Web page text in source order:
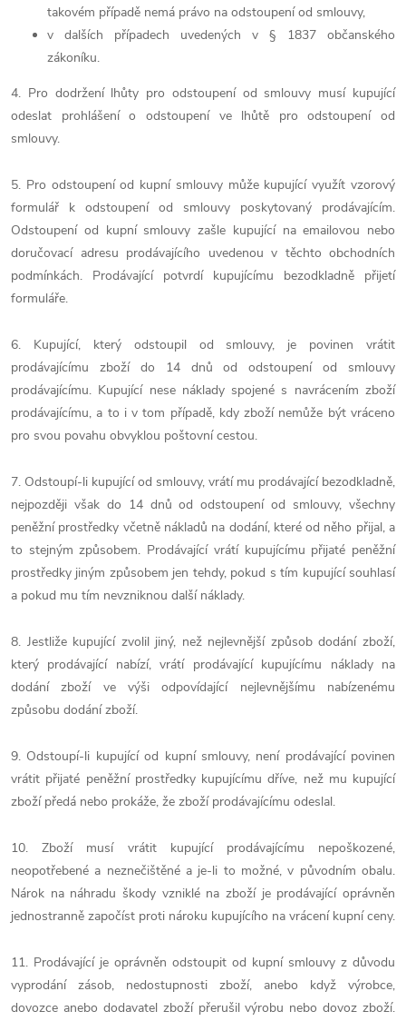
takovém případě nemá právo na odstoupení od smlouvy,
v dalších případech uvedených v § 1837 občanského
zákoníku.
4. Pro dodržení lhůty pro odstoupení od smlouvy musí kupující
odeslat prohlášení o odstoupení ve lhůtě pro odstoupení od
smlouvy.
5. Pro odstoupení od kupní smlouvy může kupující využít vzorový
formulář k odstoupení od smlouvy poskytovaný prodávajícím.
Odstoupení od kupní smlouvy zašle kupující na emailovou nebo
doručovací adresu prodávajícího uvedenou v těchto obchodních
podmínkách. Prodávající potvrdí kupujícímu bezodkladně přijetí
formuláře.
6. Kupující, který odstoupil od smlouvy, je povinen vrátit
prodávajícímu zboží do 14 dnů od odstoupení od smlouvy
prodávajícímu. Kupující nese náklady spojené s navrácením zboží
prodávajícímu, a to i v tom případě, kdy zboží nemůže být vráceno
pro svou povahu obvyklou poštovní cestou.
7. Odstoupí-li kupující od smlouvy, vrátí mu prodávající bezodkladně,
nejpozději však do 14 dnů od odstoupení od smlouvy, všechny
peněžní prostředky včetně nákladů na dodání, které od něho přijal, a
to stejným způsobem. Prodávající vrátí kupujícímu přijaté peněžní
prostředky jiným způsobem jen tehdy, pokud s tím kupující souhlasí
a pokud mu tím nevzniknou další náklady.
8. Jestliže kupující zvolil jiný, než nejlevnější způsob dodání zboží,
který prodávající nabízí, vrátí prodávající kupujícímu náklady na
dodání zboží ve výši odpovídající nejlevnějšímu nabízenému
způsobu dodání zboží.
9. Odstoupí-li kupující od kupní smlouvy, není prodávající povinen
vrátit přijaté peněžní prostředky kupujícímu dříve, než mu kupující
zboží předá nebo prokáže, že zboží prodávajícímu odeslal.
10. Zboží musí vrátit kupující prodávajícímu nepoškozené,
neopotřebené a neznečištěné a je-li to možné, v původním obalu.
Nárok na náhradu škody vzniklé na zboží je prodávající oprávněn
jednostranně započíst proti nároku kupujícího na vrácení kupní ceny.
11. Prodávající je oprávněn odstoupit od kupní smlouvy z důvodu
vyprodání zásob, nedostupnosti zboží, anebo když výrobce,
dovozce anebo dodavatel zboží přerušil výrobu nebo dovoz zboží.